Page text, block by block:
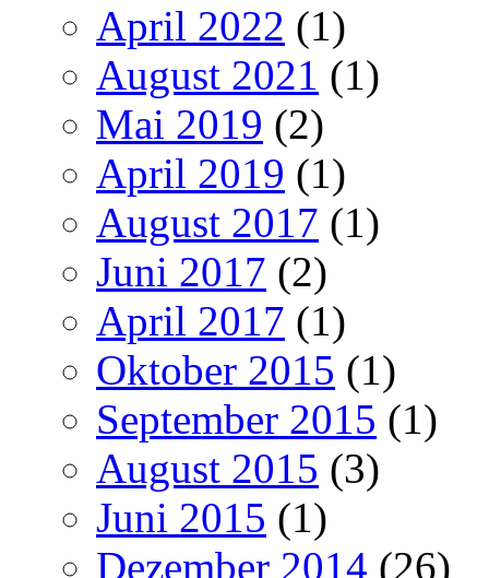
April 2022 (1)
August 2021 (1)
Mai 2019 (2)
April 2019 (1)
August 2017 (1)
Juni 2017 (2)
April 2017 (1)
Oktober 2015 (1)
September 2015 (1)
August 2015 (3)
Juni 2015 (1)
Dezember 2014 (26)